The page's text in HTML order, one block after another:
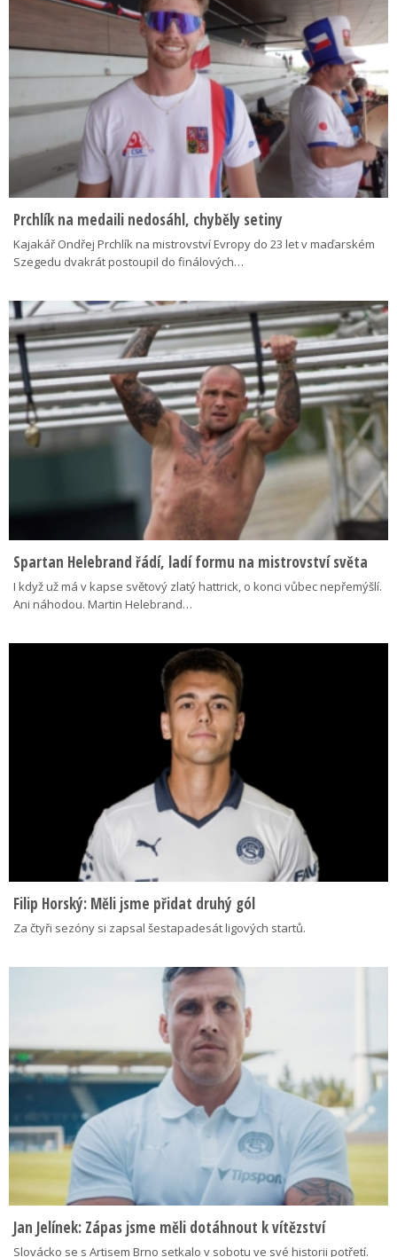
Prchlík na medaili nedosáhl, chyběly setiny
Kajakář Ondřej Prchlík na mistrovství Evropy do 23 let v maďarském
Szegedu dvakrát postoupil do finálových…
Spartan Helebrand řádí, ladí formu na mistrovství světa
I když už má v kapse světový zlatý hattrick, o konci vůbec nepřemýšlí.
Ani náhodou. Martin Helebrand…
Filip Horský: Měli jsme přidat druhý gól
Za čtyři sezóny si zapsal šestapadesát ligových startů.
Jan Jelínek: Zápas jsme měli dotáhnout k vítězství
Slovácko se s Artisem Brno setkalo v sobotu ve své historii potřetí.